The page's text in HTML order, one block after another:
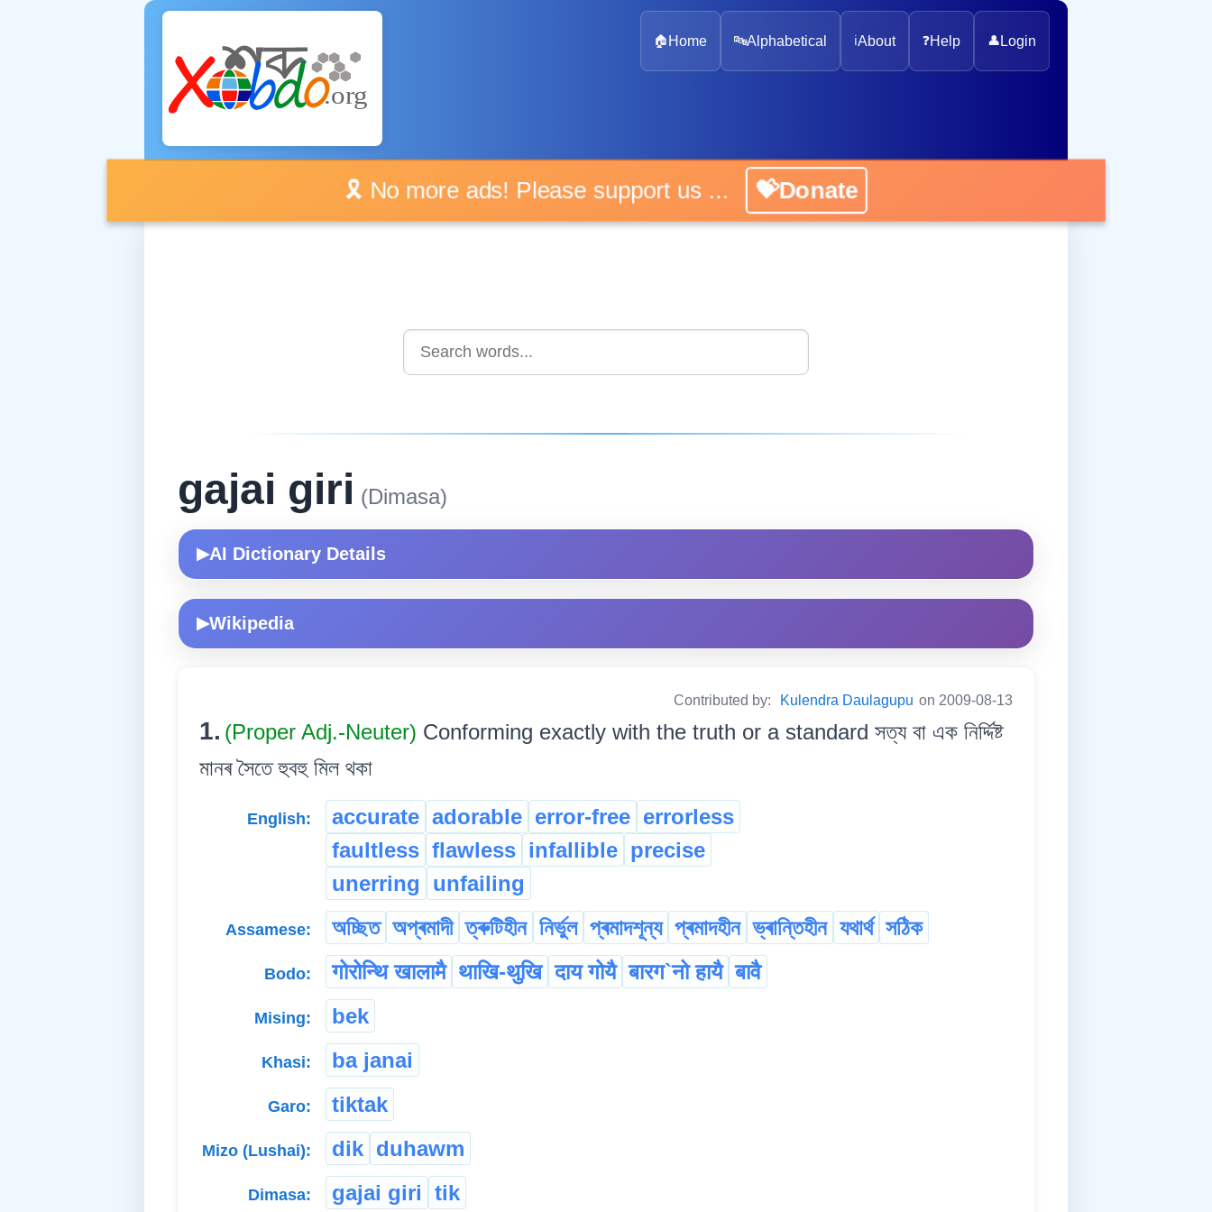
🏠 Home 🔤Alphabetical ℹ️About ❓Help 👤 Login
🎗️ No more ads! Please support us ... 💝Donate
gajai giri (Dimasa)
▶AI Dictionary Details
▶Wikipedia
Contributed by: Kulendra Daulagupu on 2009-08-13
1. (Proper Adj.-Neuter) Conforming exactly with the truth or a standard সত্য বা এক নিৰ্দ্দিষ্ট
মানৰ সৈতে হুবহু মিল থকা
English: accurate adorable error-free errorless
faultless flawless infallible precise
unerring
unfailing
Assamese: অচ্ছিত অপ্ৰমাদী ত্ৰুটিহীন নিৰ্ভুল প্ৰমাদশূন্য প্ৰমাদহীন ভ্ৰান্তিহীন যথাৰ্থ সঠিক
Bodo: गोरोन्थि खालामै थाखि-थुखि दाय गोयै बारग`नो हायै बावै
Mising: bek
Khasi: ba janai
Garo: tiktak
Mizo (Lushai): dik duhawm
Dimasa: gajai giri tik